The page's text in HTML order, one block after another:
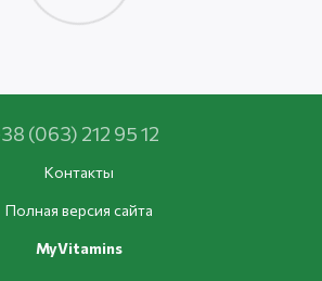
(063) 212 95 12
Контакты
Полная версия сайта
MyVitamins